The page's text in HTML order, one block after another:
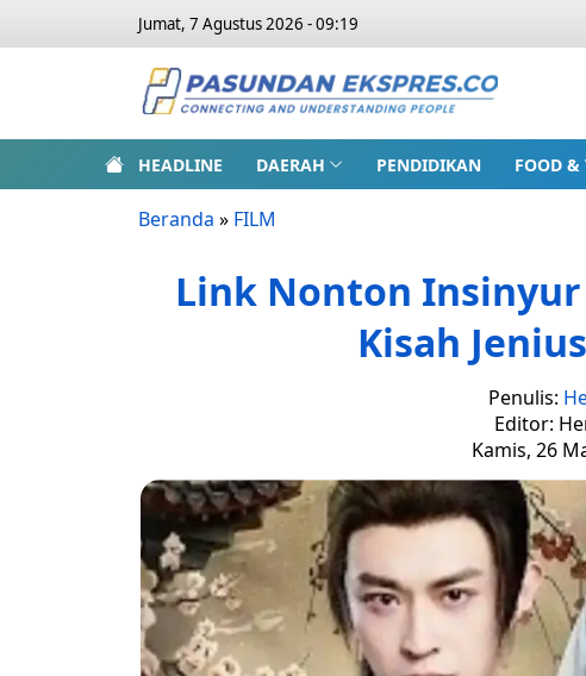
Jumat, 7 Agustus 2026 - 09:19
HEADLINE DAERAH PENDIDIKAN FOOD &
Beranda » FILM
Link Nonton Insinyur
Kisah
Penulis:
Editor:
Kamis, 26